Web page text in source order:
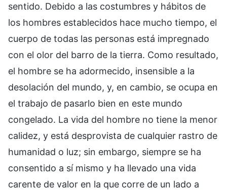
sentido. Debido a las costumbres y hábitos de
los hombres establecidos hace mucho tiempo, el
cuerpo de todas las personas está impregnado
con el olor del barro de la tierra. Como resultado,
el hombre se ha adormecido, insensible a la
desolación del mundo, y, en cambio, se ocupa en
el trabajo de pasarlo bien en este mundo
congelado. La vida del hombre no tiene la menor
calidez, y está desprovista de cualquier rastro de
humanidad o luz; sin embargo, siempre se ha
consentido a sí mismo y ha llevado una vida
carente de valor en la que corre de un lado a